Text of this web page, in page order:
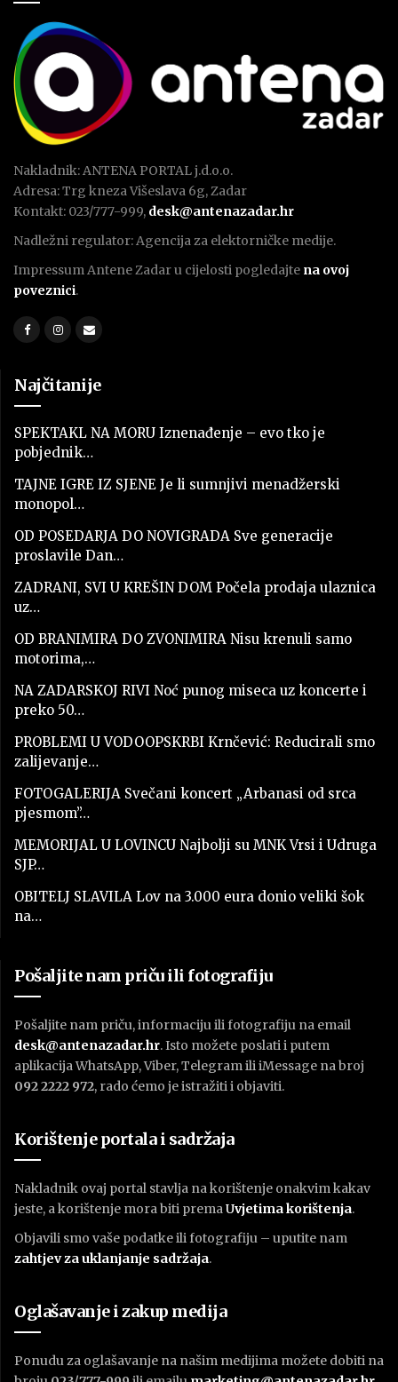
Nakladnik: ANTENA PORTAL j.d.o.o.
Adresa: Trg kneza Višeslava 6g, Zadar
Kontakt: 023/777-999, desk@antenazadar.hr
Nadležni regulator: Agencija za elektorničke medije.
Impressum Antene Zadar u cijelosti pogledajte na ovoj
poveznici.
Najčitanije
SPEKTAKL NA MORU Iznenađenje – evo tko je
pobjednik…
TAJNE IGRE IZ SJENE Je li sumnjivi menadžerski
monopol…
OD POSEDARJA DO NOVIGRADA Sve generacije
proslavile Dan…
ZADRANI, SVI U KREŠIN DOM Počela prodaja ulaznica
uz…
OD BRANIMIRA DO ZVONIMIRA Nisu krenuli samo
motorima,…
NA ZADARSKOJ RIVI Noć punog miseca uz koncerte i
preko 50…
PROBLEMI U VODOOPSKRBI Krnčević: Reducirali smo
zalijevanje…
FOTOGALERIJA Svečani koncert „Arbanasi od srca
pjesmom”…
MEMORIJAL U LOVINCU Najbolji su MNK Vrsi i Udruga
SJP…
OBITELJ SLAVILA Lov na 3.000 eura donio veliki šok
na…
Pošaljite nam priču ili fotografiju
Pošaljite nam priču, informaciju ili fotografiju na email
desk@antenazadar.hr. Isto možete poslati i putem
aplikacija WhatsApp, Viber, Telegram ili iMessage na broj
092 2222 972, rado ćemo je istražiti i objaviti.
Korištenje portala i sadržaja
Nakladnik ovaj portal stavlja na korištenje onakvim kakav
jeste, a korištenje mora biti premaUvjetima korištenja.
Objavili smo vaše podatke ili fotografiju – uputite nam
zahtjev za uklanjanje sadržaja.
Oglašavanje i zakup medija
Ponudu za oglašavanje na našim medijima možete dobiti na